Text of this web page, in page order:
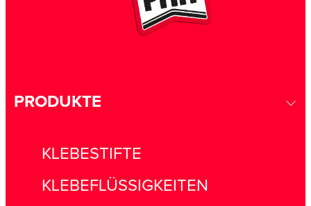
PRODUKTE
KLEBESTIFTE
KLEBEFLÜSSIGKEITEN